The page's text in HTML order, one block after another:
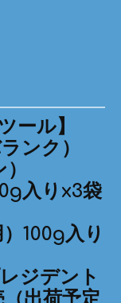
ール】
ンク）
入りx3袋
100g入り
ジデント
出荷予定